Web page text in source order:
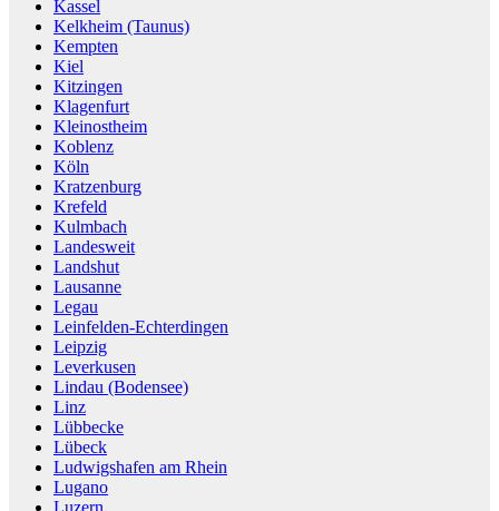
Kassel
Kelkheim (Taunus)
Kempten
Kiel
Kitzingen
Klagenfurt
Kleinostheim
Koblenz
Köln
Kratzenburg
Krefeld
Kulmbach
Landesweit
Landshut
Lausanne
Legau
Leinfelden-Echterdingen
Leipzig
Leverkusen
Lindau (Bodensee)
Linz
Lübbecke
Lübeck
Ludwigshafen am Rhein
Lugano
Luzern